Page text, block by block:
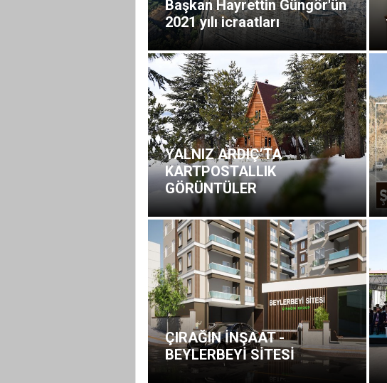
Başkan Hayrettin Güngör'ün
2021 yılı icraatları
YALNIZ ARDIÇ’TA
KARTPOSTALLIK
GÖRÜNTÜLER
ÇIRAĞIN İNŞAAT -
BEYLERBEYİ SİTESİ